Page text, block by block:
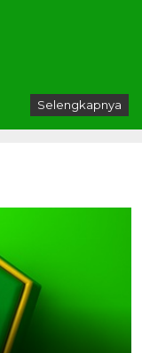
Selengkapnya